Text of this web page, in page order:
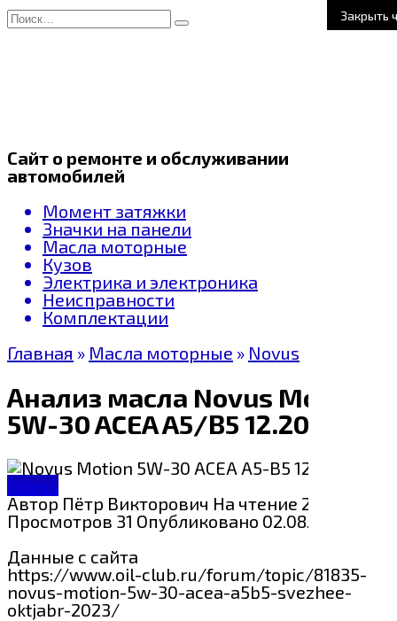
Закрыть
Перейти
к
Search
for:
Сайт о ремонте и обслуживании
автомобилей
Момент затяжки
Значки на панели
Масла моторные
Кузов
Электрика и электроника
Неисправности
Комплектации
Главная » Масла моторные » Novus
Анализ масла Novus Motion
5W-30 ACEA A5/B5 12.2023
Novus
Автор Пётр Викторович На чтение 2 мин
Просмотров 31 Опубликовано 02.08.2024
Данные с сайта
https://www.oil-club.ru/forum/topic/81835-
novus-motion-5w-30-acea-a5b5-svezhee-
oktjabr-2023/